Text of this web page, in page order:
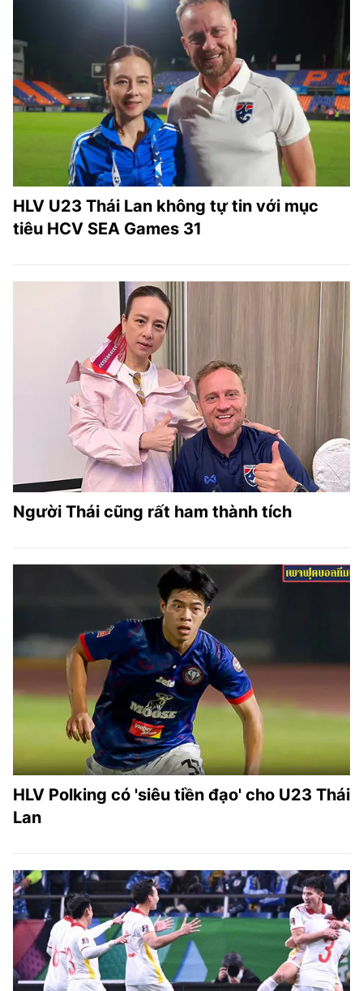
HLV U23 Thái Lan không tự tin với mục
tiêu HCV SEA Games 31
Người Thái cũng rất ham thành tích
HLV Polking có 'siêu tiền đạo' cho U23 Thái
Lan